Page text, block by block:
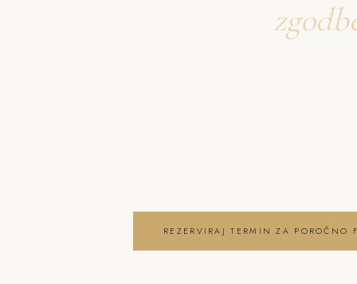
o poročno
REZERVIRAJ TERMIN ZA POROČNO